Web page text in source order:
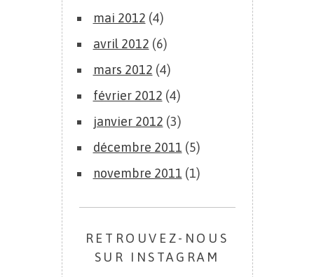
mai 2012 (4)
avril 2012 (6)
mars 2012 (4)
février 2012 (4)
janvier 2012 (3)
décembre 2011 (5)
novembre 2011 (1)
RETROUVEZ-NOUS
SUR INSTAGRAM